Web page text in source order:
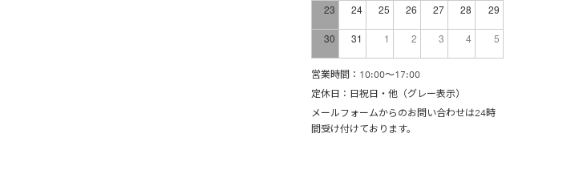
23 24 25 26 27 28 29
30 31 1 2 3 4 5
営業時間：10:00〜17:00
定休日：日祝日・他（グレー表示）
メールフォームからのお問い合わせは24時
間受け付けております。